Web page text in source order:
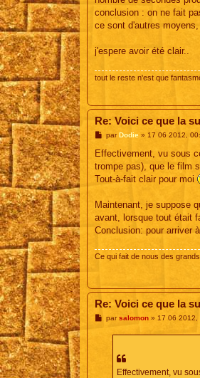
conclusion : on ne fait
ce sont d'autres
j'espere avoir été clair..
tout le reste n'est que
Re: Voici ce que la
M
s
a
g
parDodie » 17 06 2012,
Effectivement, vu sous
trompe pas), que le film
Tout-à-fait clair pour moi
Maintenant, je suppose
avant, lorsque tout était
Conclusion: pour arriver
Ce qui fait de nous des
Re: Voici ce que la
Mparsalomon» 17 06 2012,
Effectivement, vu